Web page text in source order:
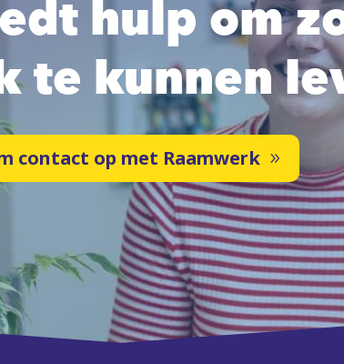
hulp om
te kunnen
contact op met Raamwerk